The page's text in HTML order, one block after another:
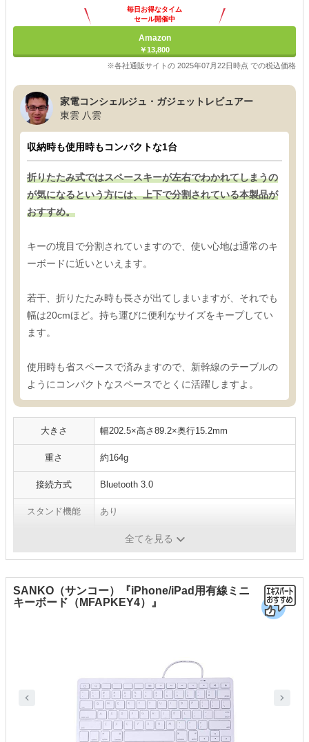
毎日お得なタイム
セール開催中
Amazon
￥13,800
※各社通販サイトの 2025年07月22日時点 での税込価格
家電コンシェルジュ・ガジェットレビュアー
東雲 八雲
収納時も使用時もコンパクトな1台
折りたたみ式ではスペースキーが左右でわかれてしまうの
が気になるという方には、上下で分割されている本製品が
おすすめ。
キーの境目で分割されていますので、使い心地は通常のキ
ーボードに近いといえます。
若干、折りたたみ時も長さが出てしまいますが、それでも
幅は20cmほど。持ち運びに便利なサイズをキープしてい
ます。
使用時も省スペースで済みますので、新幹線のテーブルの
ようにコンパクトなスペースでとくに活躍しますよ。
大きさ 幅202.5×高さ89.2×奥行15.2mm
重さ 約164g
接続方式 Bluetooth 3.0
スタンド機能 あり
全てを見る
SANKO（サンコー）『iPhone/iPad用有線ミニ
キーボード（MFAPKEY4）』